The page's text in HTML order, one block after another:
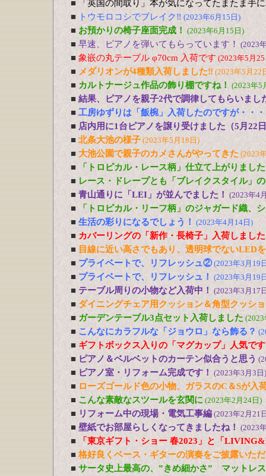
■
「英国の間取り」本が気になってたまたま手
■
トウモロコシでブレイク‼ (2023年6月15日)
■ お預かりの椅子座面完成！ (2023年6月15日)
■ 早速、ピアノを弾いてもらっています！ (2023
■ 象嵌の丸テーブル φ70cm 入荷です (2023年5月
■ メダリオンが4種類入荷しました‼ (2023年5月22
■ カルトナージュ作品の飾り棚ですね！ (2023年5
■ 結果、ピアノを親子2代で調律してもらいまし
■ 工房ゆずりは「飯椀」入荷したのですが・・・
■ 店内用に1台ピアノを譲り受けました（5月22
■ 北条大池の様子 (2023年5月18日)
■ 大池公園で親子のカメさんがやってきた (2023
■ 「トロピカル・レース柄」仕立て上がりました
■ レース・ドレープとも「ブレイクスタイル」
■ 青山通りに「LEI」が並んでました！ (2023年4
■
「トロピカル・リーフ柄」のジャガード織、
■ 生活の彩りになるでしょう！ (2023年4月14日)
■ カバーリングの「新作・長椅子」入荷しまし
■ 目線に近い高さでもあり、透明球でないLED
■ プライベートで、リフレッシュ②(2023年3月19
■ プライベートで、リフレッシュ！ (2023年3月19
■ テーブル周りの小物など入荷中！ (2023年3月17
■ ダイニングチェア用クッション＆角型クッシ
■ ガーデンテーブル3点セット入荷しました
■ こんなにカラフルな「ジョウロ」なら飾る？
■ ギフトボックス入りの「マグカップ」人気で
■ ピアノ＆ベルベットのカーテン似合うと思う
■ ピアノ室・リフォーム完成です！ (2023年3月3日)
■ ローズゴールド色の小物、ガラスのC＆Sが入
■ こんな素敵なスツールを玄関に (2023年2月24日)
■ リフォーム中の現場・電気工事編 (2023年2月21
■ 壁紙でお部屋らしくなってきましたね！ (2023
■
「東京ギフト・ショー 春2023」と「
■ 格好良くベース・ギターの演奏をご披露いた
■ サータ史上最高の、”きめ細かさ” マットレ